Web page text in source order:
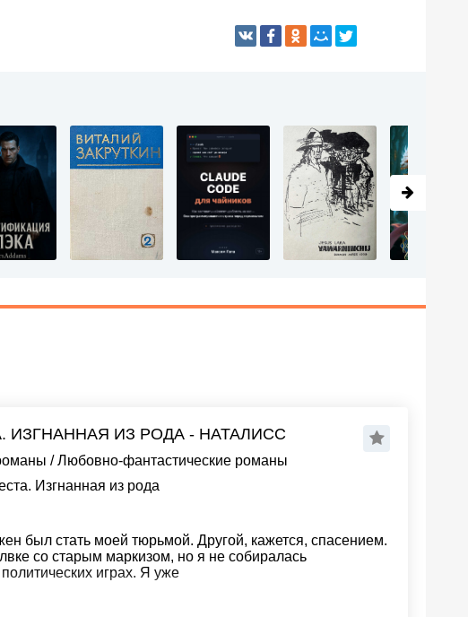
ИЗГНАННАЯ ИЗ РОДА - НАТАЛИСС
/Любовно-фантастические романы
Изгнанная из рода
был стать моей тюрьмой. Другой, кажется, спасением.
со старым маркизом, но я не собиралась
играх. Я уже